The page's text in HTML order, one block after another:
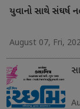
યુવાનો સાથે સંઘર્ષ
August 07, Fri,